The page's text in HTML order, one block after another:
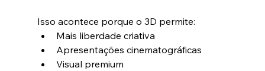
Isso acontece porque o 3D permite:
Mais liberdade criativa
Apresentações cinematográficas
Visual premium